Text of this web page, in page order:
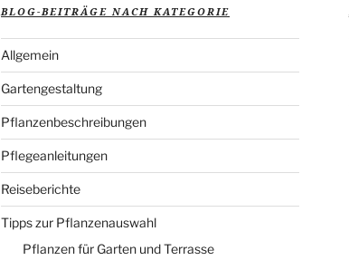
BLOG-BEITRÄGE NACH KATEGORIE
Allgemein
Gartengestaltung
Pflanzenbeschreibungen
Pflegeanleitungen
Reiseberichte
Tipps zur Pflanzenauswahl
Pflanzen für Garten und Terrasse